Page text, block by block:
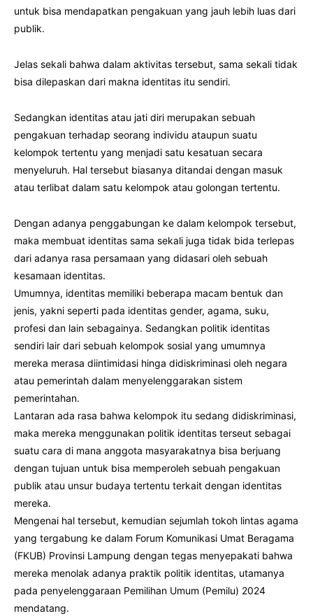
untuk bisa mendapatkan pengakuan yang jauh lebih luas dari
publik.
Jelas sekali bahwa dalam aktivitas tersebut, sama sekali tidak
bisa dilepaskan dari makna identitas itu sendiri.
Sedangkan identitas atau jati diri merupakan sebuah
pengakuan terhadap seorang individu ataupun suatu
kelompok tertentu yang menjadi satu kesatuan secara
menyeluruh. Hal tersebut biasanya ditandai dengan masuk
atau terlibat dalam satu kelompok atau golongan tertentu.
Dengan adanya penggabungan ke dalam kelompok tersebut,
maka membuat identitas sama sekali juga tidak bida terlepas
dari adanya rasa persamaan yang didasari oleh sebuah
kesamaan identitas.
Umumnya, identitas memiliki beberapa macam bentuk dan
jenis, yakni seperti pada identitas gender, agama, suku,
profesi dan lain sebagainya. Sedangkan politik identitas
sendiri lair dari sebuah kelompok sosial yang umumnya
mereka merasa diintimidasi hinga didiskriminasi oleh negara
atau pemerintah dalam menyelenggarakan sistem
pemerintahan.
Lantaran ada rasa bahwa kelompok itu sedang didiskriminasi,
maka mereka menggunakan politik identitas terseut sebagai
suatu cara di mana anggota masyarakatnya bisa berjuang
dengan tujuan untuk bisa memperoleh sebuah pengakuan
publik atau unsur budaya tertentu terkait dengan identitas
mereka.
Mengenai hal tersebut, kemudian sejumlah tokoh lintas agama
yang tergabung ke dalam Forum Komunikasi Umat Beragama
(FKUB) Provinsi Lampung dengan tegas menyepakati bahwa
mereka menolak adanya praktik politik identitas, utamanya
pada penyelenggaraan Pemilihan Umum (Pemilu) 2024
mendatang.